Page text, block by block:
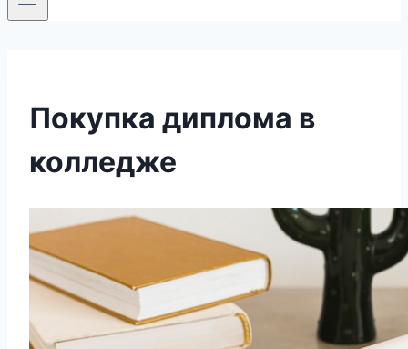
Покупка диплома в
колледже